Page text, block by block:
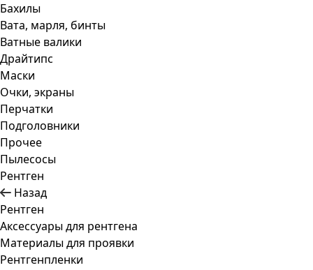
Бахилы
Вата, марля, бинты
Ватные валики
Драйтипс
Маски
Очки, экраны
Перчатки
Подголовники
Прочее
Пылесосы
Рентген
Назад
Рентген
Аксессуары для рентгена
Материалы для проявки
Рентгенпленки